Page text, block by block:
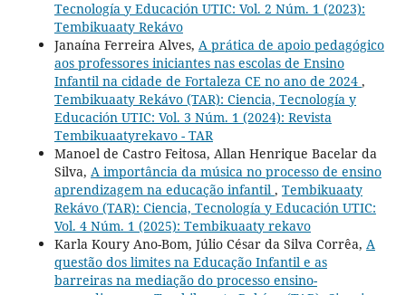
Tecnología y Educación UTIC: Vol. 2 Núm. 1 (2023):
Tembikuaaty Rekávo
Janaína Ferreira Alves, A prática de apoio pedagógico
aos professores iniciantes nas escolas de Ensino
Infantil na cidade de Fortaleza CE no ano de 2024 ,
Tembikuaaty Rekávo (TAR): Ciencia, Tecnología y
Educación UTIC: Vol. 3 Núm. 1 (2024): Revista
Tembikuaatyrekavo - TAR
Manoel de Castro Feitosa, Allan Henrique Bacelar da
Silva, A importância da música no processo de ensino
aprendizagem na educação infantil , Tembikuaaty
Rekávo (TAR): Ciencia, Tecnología y Educación UTIC:
Vol. 4 Núm. 1 (2025): Tembikuaaty rekavo
Karla Koury Ano-Bom, Júlio César da Silva Corrêa, A
questão dos limites na Educação Infantil e as
barreiras na mediação do processo ensino-